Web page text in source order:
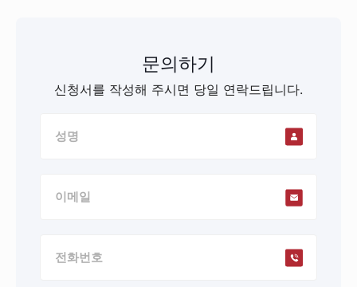
문의하기
신청서를 작성해 주시면 당일 연락드립니다.